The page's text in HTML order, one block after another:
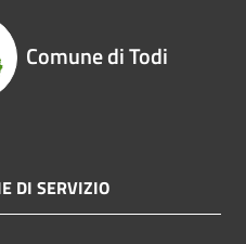
Comune di Todi
DI SERVIZIO